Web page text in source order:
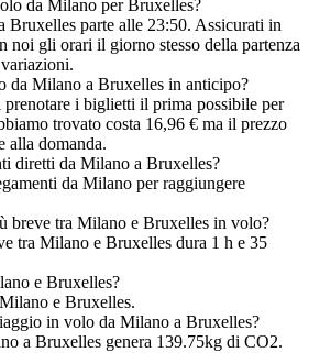
da Milano per Bruxelles?
parte alle 23:50. Assicurati in
noi gli orari il giorno stesso della partenza
da Milano a Bruxelles in anticipo?
i biglietti il prima possibile per
trovato costa 16,96 € ma il prezzo
alla domanda.
diretti da Milano a Bruxelles?
da Milano per raggiungere
breve tra Milano e Bruxelles in volo?
tra Milano e Bruxelles dura 1 h e 35
e Bruxelles?
e Bruxelles.
in volo da Milano a Bruxelles?
a Bruxelles genera 139.75kg di CO2.